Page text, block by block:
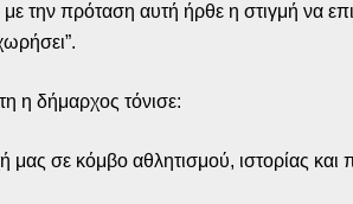
την πρόταση αυτή ήρθε η στιγμή να
η δήμαρχος τόνισε:
σε κόμβο αθλητισμού, ιστορίας και